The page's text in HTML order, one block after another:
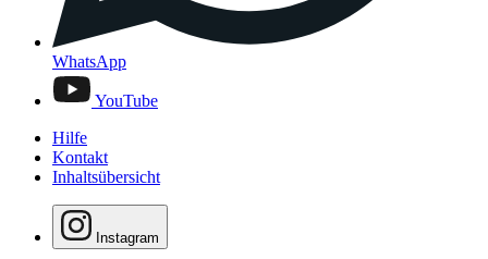
WhatsApp
YouTube
Hilfe
Kontakt
Inhaltsübersicht
Instagram